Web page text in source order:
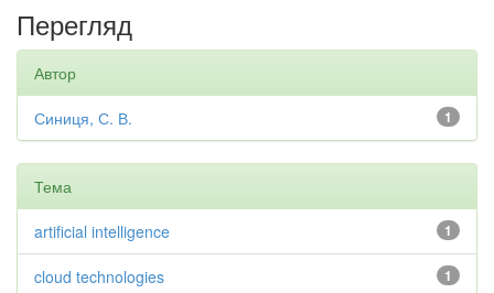
Перегляд
Автор
1
Синиця, С. В.
Тема
1
artificial intelligence
1
cloud technologies